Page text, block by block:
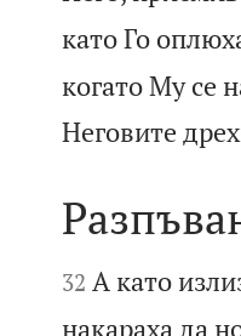
като Го
когато Му се
Неговите


32 А като
накараха да